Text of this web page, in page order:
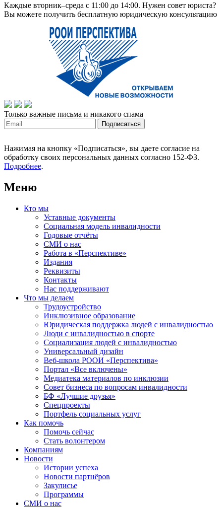
Каждые вторник–среда с 11:00 до 14:00. Нужен совет юриста?
Вы можете получить бесплатную юридическую консультацию
Только важные письма и никакого спама
Нажимая на кнопку «Подписаться», вы даете согласие на
обработку своих персональных данных согласно 152-ФЗ.
Подробнее.
Меню
Кто мы
Уставные документы
Социальная модель инвалидности
Годовые отчёты
СМИ о нас
Работа в «Перспективе»
Издания
Реквизиты
Контакты
Нас поддерживают
Что мы делаем
Трудоустройство
Инклюзивное образование
Юридическая поддержка людей с инвалидностью
Люди с инвалидностью в спорте
Социализация людей с инвалидностью
Универсальный дизайн
Веб-школа РООИ «Перспектива»
Портал «Все включены»
Медиатека материалов по инклюзии
Совет бизнеса по вопросам инвалидности
БФ «Лучшие друзья»
Спецпроекты
Портфель социальных услуг
Как помочь
Помочь сейчас
Стать волонтером
Компаниям
Новости
Истории успеха
Новости партнёров
Закулисье
Программы
СМИ о нас